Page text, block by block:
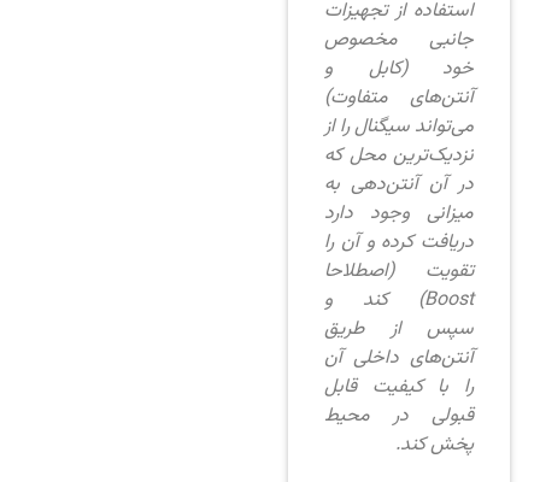
استفاده از تجهیزات
جانبی مخصوص
خود (کابل و
آنتن‌های متفاوت)
می‌تواند سیگنال را از
نزدیک‌ترین محل که
در آن آنتن‌دهی به
میزانی وجود دارد
دریافت کرده و آن را
تقویت (اصطلاحا
Boost) کند و
سپس از طریق
آنتن‌های داخلی آن
را با کیفیت قابل
قبولی در محیط
پخش کند.